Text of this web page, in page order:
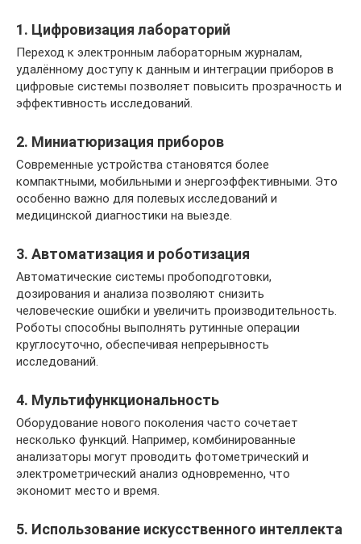
1. Цифровизация лабораторий
Переход к электронным лабораторным журналам,
удалённому доступу к данным и интеграции приборов в
цифровые системы позволяет повысить прозрачность и
эффективность исследований.
2. Миниатюризация приборов
Современные устройства становятся более
компактными, мобильными и энергоэффективными. Это
особенно важно для полевых исследований и
медицинской диагностики на выезде.
3. Автоматизация и роботизация
Автоматические системы пробоподготовки,
дозирования и анализа позволяют снизить
человеческие ошибки и увеличить производительность.
Роботы способны выполнять рутинные операции
круглосуточно, обеспечивая непрерывность
исследований.
4. Мультифункциональность
Оборудование нового поколения часто сочетает
несколько функций. Например, комбинированные
анализаторы могут проводить фотометрический и
электрометрический анализ одновременно, что
экономит место и время.
5. Использование искусственного интеллекта